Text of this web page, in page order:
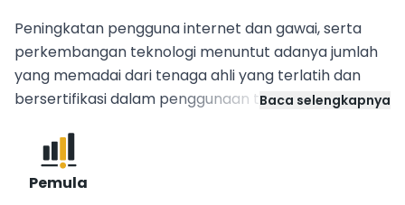
Peningkatan pengguna internet dan gawai, serta
perkembangan teknologi menuntut adanya jumlah
yang memadai dari tenaga ahli yang terlatih dan
bersertifikasi dalam penggunaan teknologi jaringan.
pemahaman mendalam tentang konfigurasi,
pemeliharaan, dan manajemen jaringan, mampu
mengimplementasikan solusi yang sesuai dengan
Baca selengkapnya
Pemula